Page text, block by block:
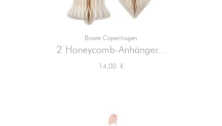
Broste Copenhagen
2 Honeycomb-Anhänger...
Preis
14,00 €